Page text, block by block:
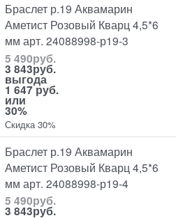
Браслет р.19 Аквамарин
Аметист Розовый Кварц 4,5*6
мм арт. 24088998-р19-3
5 490руб.
3 843руб.
выгода
1 647 руб.
или
30%
Скидка 30%
Браслет р.19 Аквамарин
Аметист Розовый Кварц 4,5*6
мм арт. 24088998-р19-4
5 490руб.
3 843руб.